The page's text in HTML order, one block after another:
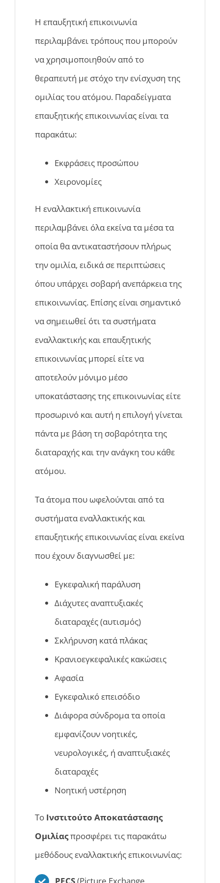
Η επαυξητική επικοινωνία
περιλαμβάνει τρόπους που μπορούν
να χρησιμοποιηθούν από το
θεραπευτή με στόχο την ενίσχυση της
ομιλίας του ατόμου. Παραδείγματα
επαυξητικής επικοινωνίας είναι τα
παρακάτω:
Εκφράσεις προσώπου
Χειρονομίες
Η εναλλακτική επικοινωνία
περιλαμβάνει όλα εκείνα τα μέσα τα
οποία θα αντικαταστήσουν πλήρως
την ομιλία, ειδικά σε περιπτώσεις
όπου υπάρχει σοβαρή ανεπάρκεια της
επικοινωνίας. Επίσης είναι σημαντικό
να σημειωθεί ότι τα συστήματα
εναλλακτικής και επαυξητικής
επικοινωνίας μπορεί είτε να
αποτελούν μόνιμο μέσο
υποκατάστασης της επικοινωνίας είτε
προσωρινό και αυτή η επιλογή γίνεται
πάντα με βάση τη σοβαρότητα της
διαταραχής και την ανάγκη του κάθε
ατόμου.
Τα άτομα που ωφελούνται από τα
συστήματα εναλλακτικής και
επαυξητικής επικοινωνίας είναι εκείνα
που έχουν διαγνωσθεί με:
Εγκεφαλική παράλυση
Διάχυτες αναπτυξιακές
διαταραχές (αυτισμός)
Σκλήρυνση κατά πλάκας
Κρανιοεγκεφαλικές κακώσεις
Αφασία
Εγκεφαλικό επεισόδιο
Διάφορα σύνδρομα τα οποία
εμφανίζουν νοητικές,
νευρολογικές, ή αναπτυξιακές
διαταραχές
Νοητική υστέρηση
Το Ινστιτούτο Αποκατάστασης
Ομιλίαςπροσφέρει τις παρακάτω
μεθόδους εναλλακτικής επικοινωνίας: